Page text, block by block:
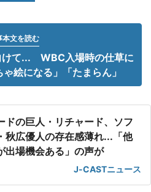
本文を読む
けて... WBC入場時の仕草に
絵になる」「たまらん」
ドの巨人・リチャード、ソフ
秋広優人の存在感薄れ...「他
出場機会ある」の声が
J-CASTニュース